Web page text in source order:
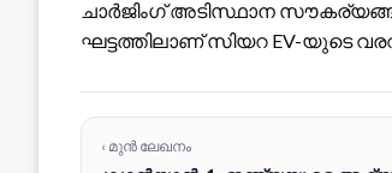
ചാർജിംഗ് അടിസ്ഥാന
ഘട്ടത്തിലാണ് സിയറ EV-യുടെ
‹ മുൻ ലേഖനം